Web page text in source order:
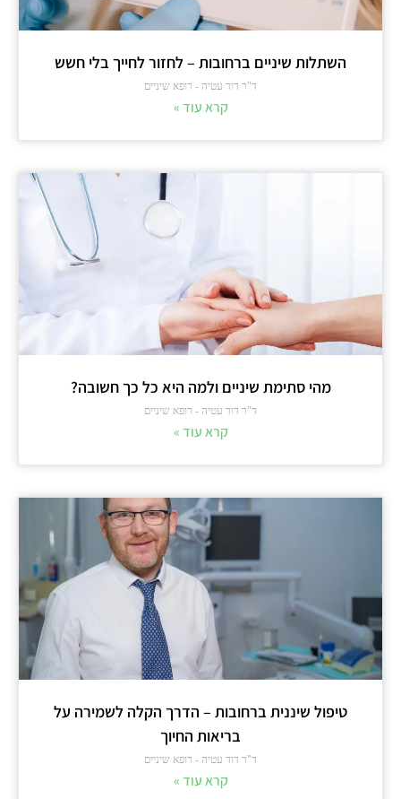
השתלות שיניים ברחובות – לחזור לחייך בלי חשש
ד"ר דוד עטיה - רופא שיניים
קרא עוד »
מהי סתימת שיניים ולמה היא כל כך חשובה?
ד"ר דוד עטיה - רופא שיניים
קרא עוד »
טיפול שיננית ברחובות – הדרך הקלה לשמירה על
בריאות החיוך
ד"ר דוד עטיה - רופא שיניים
קרא עוד »